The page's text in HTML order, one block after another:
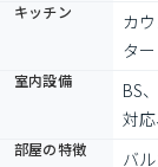
キッチン
カ
ター
室内設備
BS
対
部屋の特徴 バ